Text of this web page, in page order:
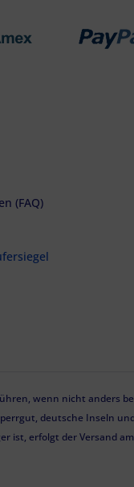
(FAQ)
wenn nicht anders
deutsche Inseln
ist, erfolgt der Versand